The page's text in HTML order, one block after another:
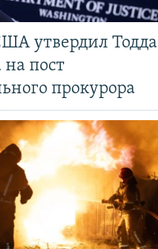
утвердил Тодда
пост
прокурора